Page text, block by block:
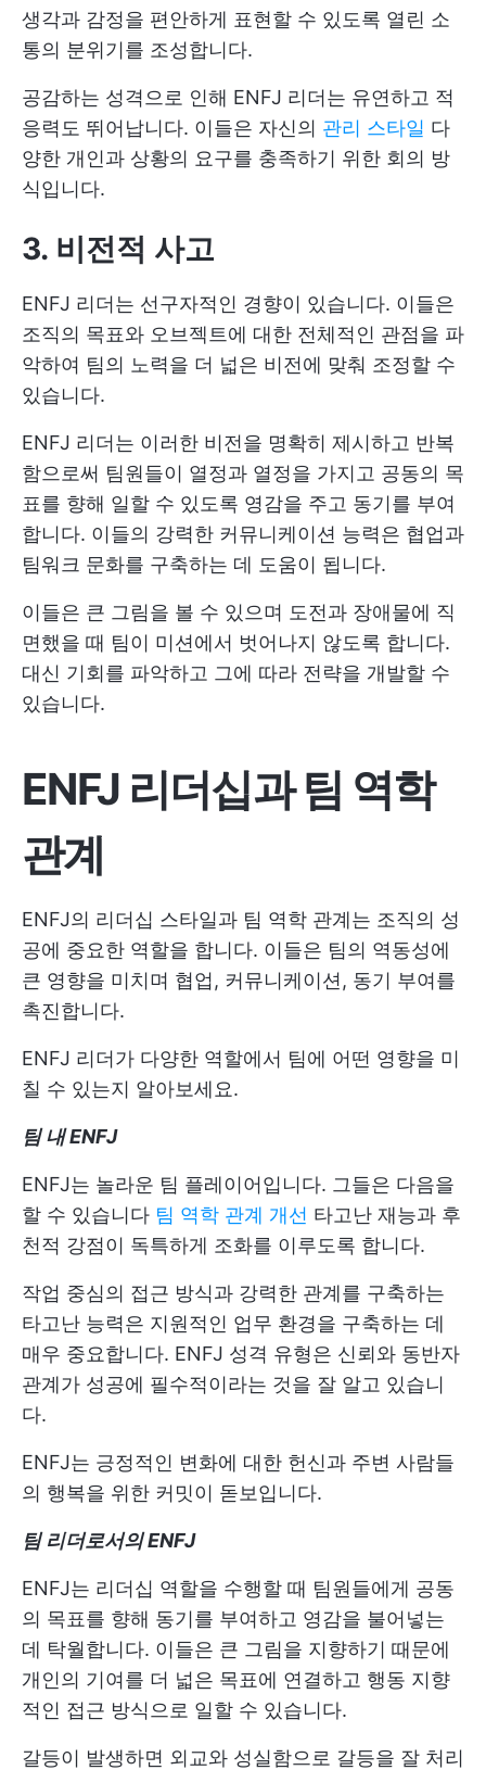
생각과 감정을 편안하게 표현할 수 있도록 열린 소
통의 분위기를 조성합니다.
공감하는 성격으로 인해 ENFJ 리더는 유연하고 적
응력도 뛰어납니다. 이들은 자신의 관리 스타일 다
양한 개인과 상황의 요구를 충족하기 위한 회의 방
식입니다.
3. 비전적 사고
ENFJ 리더는 선구자적인 경향이 있습니다. 이들은
조직의 목표와 오브젝트에 대한 전체적인 관점을 파
악하여 팀의 노력을 더 넓은 비전에 맞춰 조정할 수
있습니다.
ENFJ 리더는 이러한 비전을 명확히 제시하고 반복
함으로써 팀원들이 열정과 열정을 가지고 공동의 목
표를 향해 일할 수 있도록 영감을 주고 동기를 부여
합니다. 이들의 강력한 커뮤니케이션 능력은 협업과
팀워크 문화를 구축하는 데 도움이 됩니다.
이들은 큰 그림을 볼 수 있으며 도전과 장애물에 직
면했을 때 팀이 미션에서 벗어나지 않도록 합니다.
대신 기회를 파악하고 그에 따라 전략을 개발할 수
있습니다.
ENFJ 리더십과 팀 역학
관계
ENFJ의 리더십 스타일과 팀 역학 관계는 조직의 성
공에 중요한 역할을 합니다. 이들은 팀의 역동성에
큰 영향을 미치며 협업, 커뮤니케이션, 동기 부여를
촉진합니다.
ENFJ 리더가 다양한 역할에서 팀에 어떤 영향을 미
칠 수 있는지 알아보세요.
팀 내 ENFJ
ENFJ는 놀라운 팀 플레이어입니다. 그들은 다음을
할 수 있습니다 팀 역학 관계 개선 타고난 재능과 후
천적 강점이 독특하게 조화를 이루도록 합니다.
작업 중심의 접근 방식과 강력한 관계를 구축하는
타고난 능력은 지원적인 업무 환경을 구축하는 데
매우 중요합니다. ENFJ 성격 유형은 신뢰와 동반자
관계가 성공에 필수적이라는 것을 잘 알고 있습니
다.
ENFJ는 긍정적인 변화에 대한 헌신과 주변 사람들
의 행복을 위한 커밋이 돋보입니다.
팀 리더로서의 ENFJ
ENFJ는 리더십 역할을 수행할 때 팀원들에게 공동
의 목표를 향해 동기를 부여하고 영감을 불어넣는
데 탁월합니다. 이들은 큰 그림을 지향하기 때문에
개인의 기여를 더 넓은 목표에 연결하고 행동 지향
적인 접근 방식으로 일할 수 있습니다.
갈등이 발생하면 외교와 성실함으로 갈등을 잘 처리